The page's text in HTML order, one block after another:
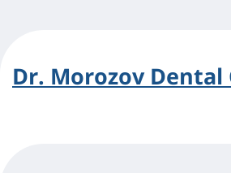
Dr. Morozov Dental